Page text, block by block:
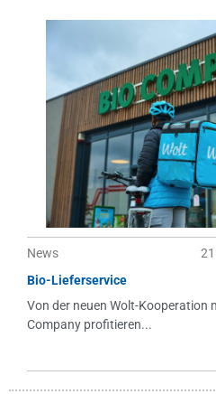
News
Bio-Lieferservice
Von der neuen Wolt-Kooperation
Company profitieren...